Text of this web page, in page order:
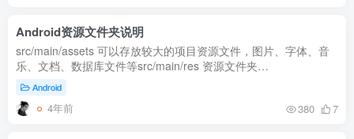
Android资源文件夹说明
src/main/assets 可以存放较大的项目资源文件，图片、字体、音
乐、文档、数据库文件等src/main/res 资源文件夹
src/main/res/drawable 存放定义了图片状态列表资源的XML文件
selector文件 定义dra...
Android
4年前 380 7